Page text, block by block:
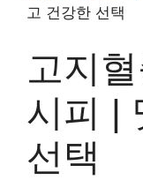
고 건강한 선택
고지
시피 |
선택